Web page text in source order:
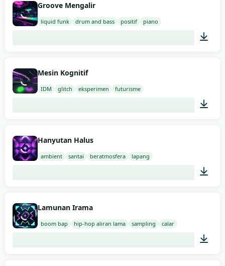
Groove Mengalir
liquid funk drum and bass positif piano
Mesin Kognitif
IDM glitch eksperimen futurisme
Hanyutan Halus
ambient santai beratmosfera lapang
Lamunan Irama
boom bap hip-hop aliran lama sampling calar